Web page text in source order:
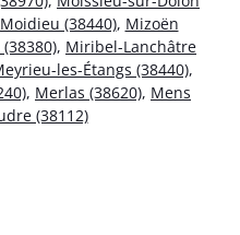
Moidieu (38440), Mizoën
, Miribel-Lanchâtre
les-Étangs (38440),
, Merlas (38620), Mens
(38112)